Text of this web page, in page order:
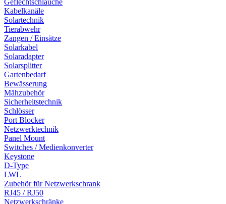
Kabelkanäle
Solartechnik
Tierabwehr
Zangen / Einsätze
Solarkabel
Solaradapter
Solarsplitter
Gartenbedarf
Bewässerung
Mähzubehör
Sicherheitstechnik
Schlösser
Port Blocker
Netzwerktechnik
Panel Mount
Switches / Medienkonverter
Keystone
D-Type
LWL
Zubehör für Netzwerkschrank
RJ45 / RJ50
Netzwerkschränke